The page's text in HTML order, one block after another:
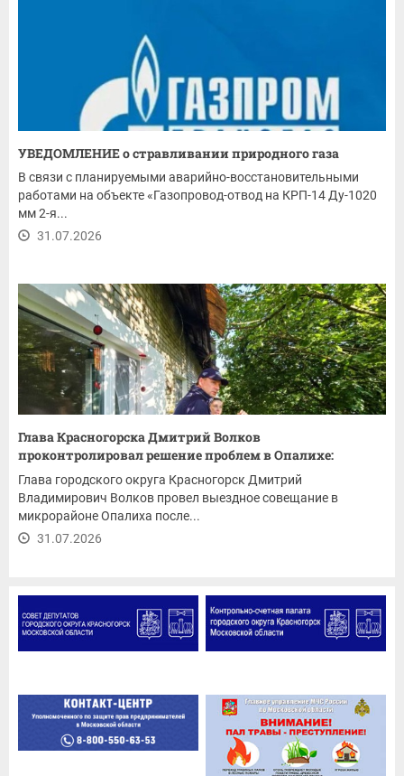
УВЕДОМЛЕНИЕ о стравливании природного газа
В связи с планируемыми аварийно-восстановительными
работами на объекте «Газопровод-отвод на КРП-14 Ду-1020
мм 2-я...
31.07.2026
Глава Красногорска Дмитрий Волков
проконтролировал решение проблем в Опалихе:
ремонт...
Глава городского округа Красногорск Дмитрий
Владимирович Волков провел выездное совещание в
микрорайоне Опалиха после...
31.07.2026